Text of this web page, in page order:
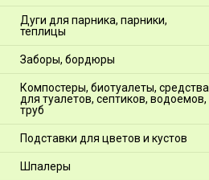
Дуги для парника, парники,
теплицы
Заборы, бордюры
Компостеры, биотуалеты, средства
для туалетов, септиков, водоемов,
труб
Подставки для цветов и кустов
Шпалеры